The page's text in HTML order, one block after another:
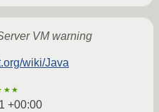
VM warning
wiki/Java
+00:00